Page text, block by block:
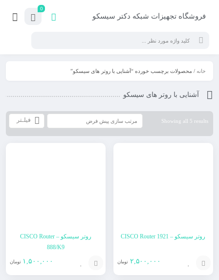
فروشگاه تجهیزات شبکه دکتر سیسکو
0
خانه / محصولات برچسب خورده “آشنایی با روتر های سیسکو”
آشنایی با روتر های سیسکو
فیلـتر Showing all 5 results
روتر سیسکو – CISCO Router 1921
۲,۵۰۰,۰۰۰ تومان
روتر سیسکو – CISCO Router
888/K9
۱,۵۰۰,۰۰۰ تومان